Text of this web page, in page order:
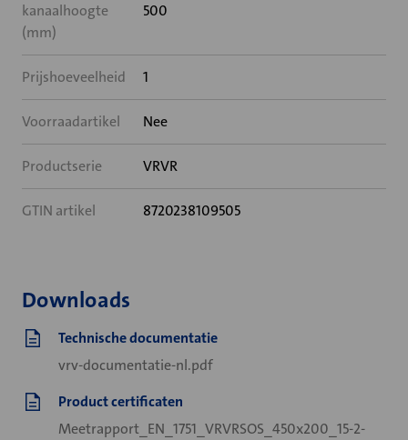
kanaalhoogte
(mm)
500
Prijshoeveelheid 1
Voorraadartikel Nee
Productserie VRVR
GTIN artikel 8720238109505
Downloads
Technische documentatie
vrv-documentatie-nl.pdf
Product certificaten
Meetrapport_EN_1751_VRVRSOS_450x200_15-2-